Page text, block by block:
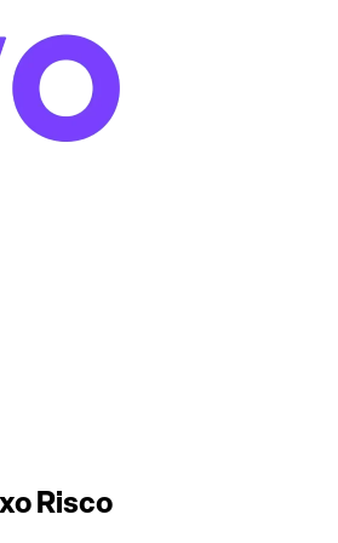
Risco